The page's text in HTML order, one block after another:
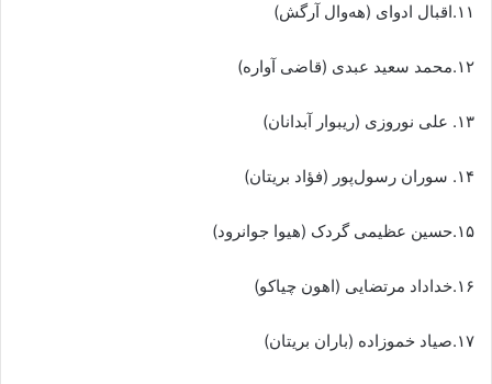
۱۱.اقبال ادوای (هه‌وال آرگش)
۱۲.محمد سعید عبدی (قاضی آواره)
۱۳. علی نوروزی (ریبوار آبدانان)
۱۴. سوران رسول‌پور (فؤاد بریتان)
۱۵.حسین عظیمی گردک (هیوا جوانرود)
۱۶.خداداد مرتضایی (اهون چیاکو)
۱۷.صیاد خموزاده (باران بریتان)